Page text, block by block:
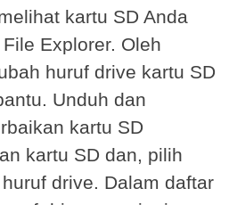
kartu SD Anda
Explorer. Oleh
huruf drive kartu SD
Unduh dan
kartu SD
kartu SD dan, pilih
drive. Dalam daftar